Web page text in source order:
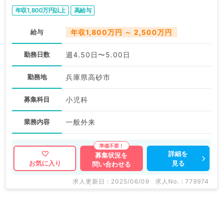
年収1,800万円以上 高給与
給与 年収1,800万円 ～ 2,500万円
勤務日数 週4.50日〜5.00日
勤務地 兵庫県高砂市
募集科目 小児科
業務内容 一般外来
お気に入り
募集状況を
問い合わせる
詳細を
見る
求人更新日 : 2025/06/09 求人No. : 779974